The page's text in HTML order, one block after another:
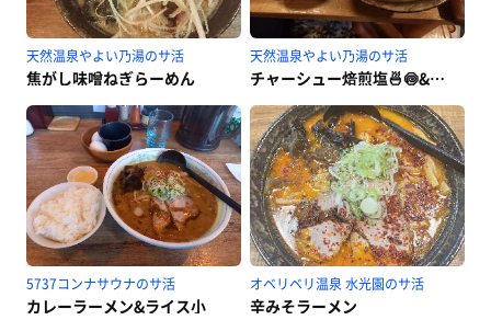
天然温泉やよい乃湯のサ活
焦がし味噌ねぎらーめん
天然温泉やよい乃湯のサ活
チャーシュー焙煎塩🍜🍥&まかない飯🍚
5737コンナサウナのサ活
カレーラーメン&ライス小
オベリベリ温泉 水光園のサ活
辛みそラーメン